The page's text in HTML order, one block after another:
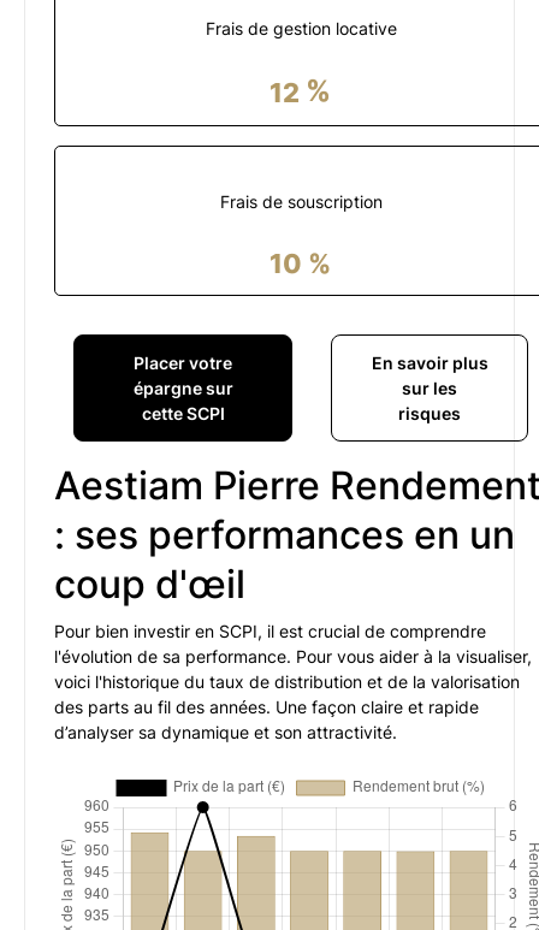
Frais de gestion locative
12 %
Frais de souscription
10 %
Placer votre
épargne sur
cette SCPI
En savoir plus
sur les
risques
Aestiam Pierre
: ses performances en un
coup d'œil
Pour bien investir en SCPI, il est crucial de comprendre
l'évolution de sa performance. Pour vous aider à la visualiser,
voici l'historique du taux de distribution et de la valorisation
des parts au fil des années. Une façon claire et rapide
d’analyser sa dynamique et son attractivité.